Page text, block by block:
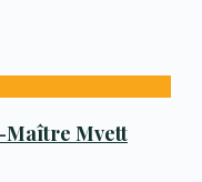
Maître Mvett